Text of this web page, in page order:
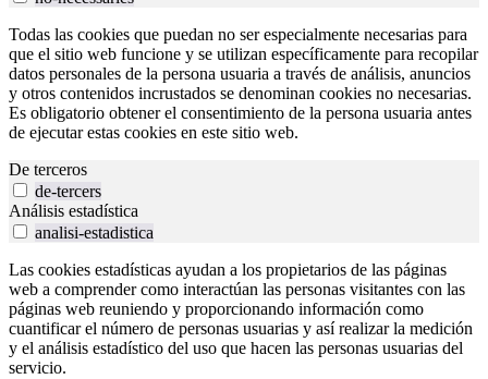
Todas las cookies que puedan no ser especialmente necesarias para
que el sitio web funcione y se utilizan específicamente para recopilar
datos personales de la persona usuaria a través de análisis, anuncios
y otros contenidos incrustados se denominan cookies no necesarias.
Es obligatorio obtener el consentimiento de la persona usuaria antes
de ejecutar estas cookies en este sitio web.
De terceros
de-tercers
Análisis estadística
analisi-estadistica
Las cookies estadísticas ayudan a los propietarios de las páginas
web a comprender como interactúan las personas visitantes con las
páginas web reuniendo y proporcionando información como
cuantificar el número de personas usuarias y así realizar la medición
y el análisis estadístico del uso que hacen las personas usuarias del
servicio.